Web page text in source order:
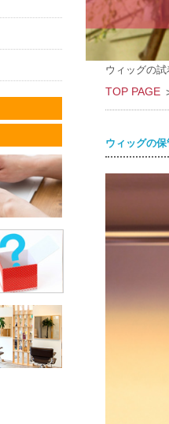
ウィッグの
TOP PAGE
ウィッグの